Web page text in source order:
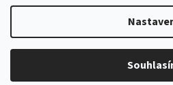
Vytvořil
Phototools.cz.